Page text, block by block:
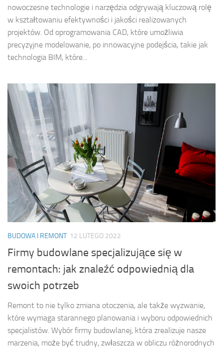
nowoczesne technologie i narzędzia odgrywają kluczową rolę
w kształtowaniu efektywności i jakości realizowanych
projektów. Od oprogramowania CAD, które umożliwia
precyzyjne modelowanie, po innowacyjne podejścia, takie jak
technologia BIM, które...
BUDOWA I REMONT 12 LUTEGO 2022
Firmy budowlane specjalizujące się w
remontach: jak znaleźć odpowiednią dla
swoich potrzeb
Remont to nie tylko zmiana otoczenia, ale także wyzwanie,
które wymaga starannego planowania i wyboru odpowiednich
specjalistów. Wybór firmy budowlanej, która zrealizuje nasze
marzenia, może być trudny, zwłaszcza w obliczu różnorodnych